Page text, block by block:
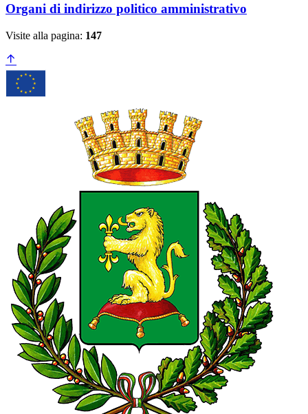
Organi di indirizzo politico amministrativo
Visite alla pagina: 147